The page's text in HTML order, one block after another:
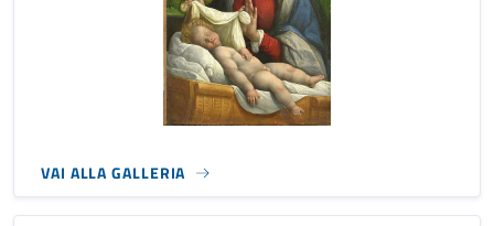
VAI ALLA GALLERIA